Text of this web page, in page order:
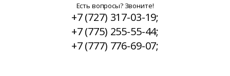
Есть вопросы? Звоните!
+7 (727) 317-03-19;
+7 (775) 255-55-44;
+7 (777) 776-69-07;